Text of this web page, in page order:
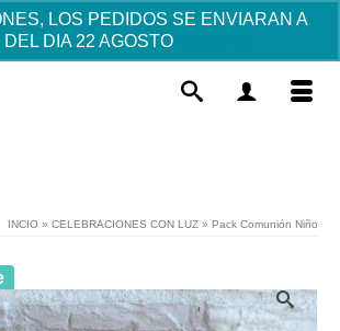
LOS PEDIDOS SE ENVIARAN A
DEL DIA 22 AGOSTO
INCIO » CELEBRACIONES CON LUZ » Pack Comunión Niño
Pañuelo Primera Comunión